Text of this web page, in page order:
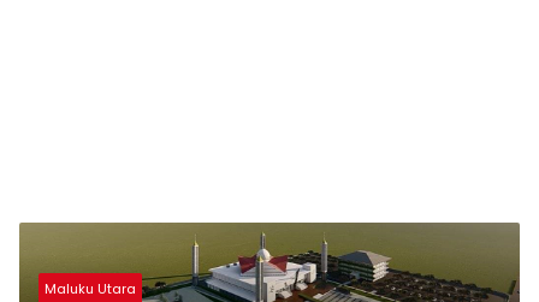
Maluku Utara